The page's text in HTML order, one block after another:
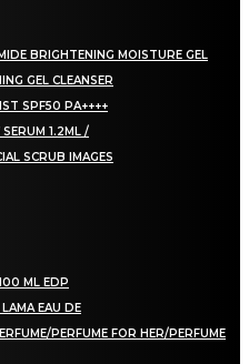
BRIGHTENING MOISTURE GEL
GEL CLEANSER
SPF50 PA++++
1.2ML /
SCRUB IMAGES
ML EDP
EAU DE
PERFUME FOR HER/PERFUME